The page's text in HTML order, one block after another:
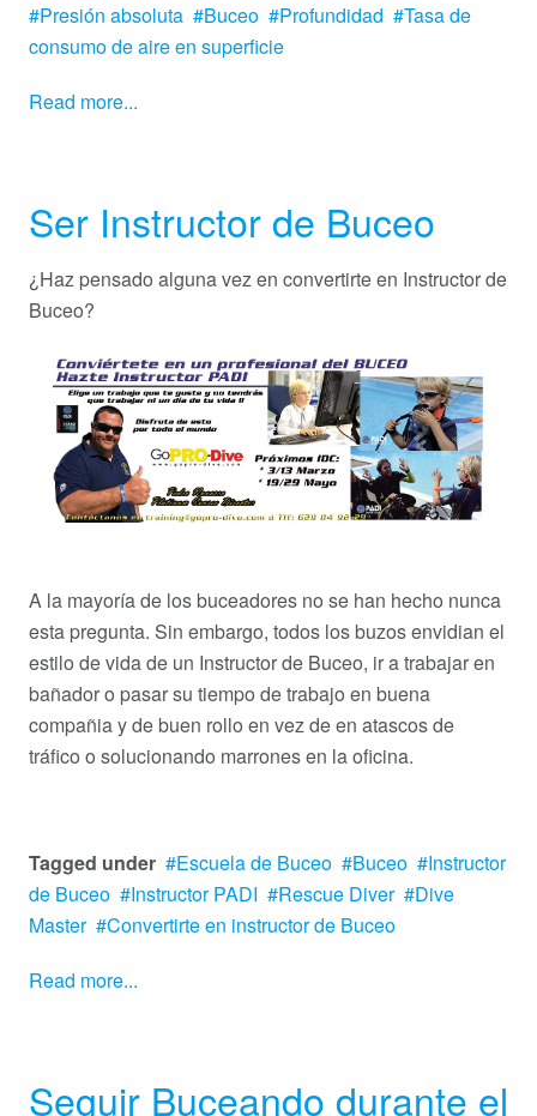
Presión absoluta
Buceo Profundidad
Tasa de
consumo de aire en superficie
Read more...
Ser Instructor de Buceo
¿Haz pensado alguna vez en convertirte en Instructor de
Buceo?
A la mayoría de los buceadores no se han hecho nunca
esta pregunta. Sin embargo, todos los buzos envidian el
estilo de vida de un Instructor de Buceo, ir a trabajar en
bañador o pasar su tiempo de trabajo en buena
compañia y de buen rollo en vez de en atascos de
tráfico o solucionando marrones en la oficina.
Tagged under Escuela de Buceo Buceo
Instructor
de Buceo
Instructor PADI Rescue Diver
Dive
Master
Convertirte en instructor de Buceo
Read more...
Seguir Buceando durante el